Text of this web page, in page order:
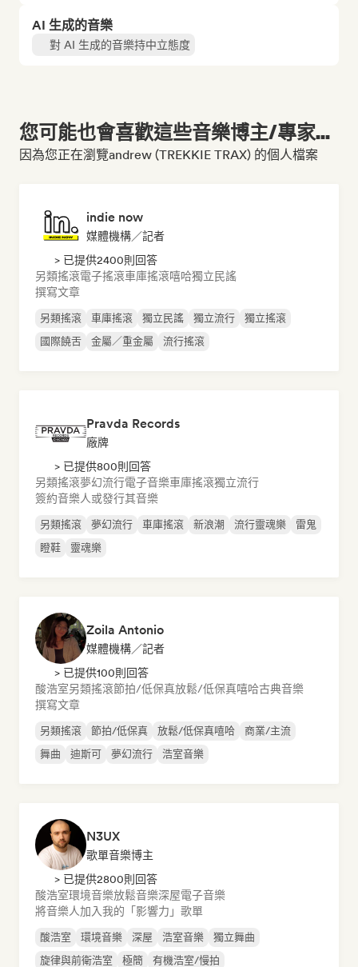
AI 生成的音樂
對 AI 生成的音樂持中立態度
您可能也會喜歡這些音樂博主/專家...
因為您正在瀏覽andrew (TREKKIE TRAX) 的個人檔案
indie now
媒體機構／記者
> 已提供2400則回答
另類搖滾電子搖滾車庫搖滾嘻哈獨立民謠
撰寫文章
另類搖滾 車庫搖滾 獨立民謠 獨立流行
獨立搖滾
國際饒舌
金屬／重金屬 流行搖滾
Pravda Records
廠牌
> 已提供800則回答
另類搖滾夢幻流行電子音樂車庫搖滾獨立流行
簽約音樂人或發行其音樂
另類搖滾 夢幻流行 車庫搖滾 新浪潮 流行靈魂樂
雷鬼
瞪鞋
靈魂樂
Zoila Antonio
媒體機構／記者
> 已提供100則回答
酸浩室另類搖滾節拍/低保真放鬆/低保真嘻哈古典音樂
撰寫文章
另類搖滾 節拍/低保真 放鬆/低保真嘻哈
商業/主流
舞曲
迪斯可 夢幻流行 浩室音樂
N3UX
歌單音樂博主
> 已提供2800則回答
酸浩室環境音樂放鬆音樂深屋電子音樂
將音樂人加入我的「影響力」歌單
酸浩室 環境音樂 深屋 浩室音樂
獨立舞曲
旋律與前衛浩室
極簡 有機浩室/慢拍